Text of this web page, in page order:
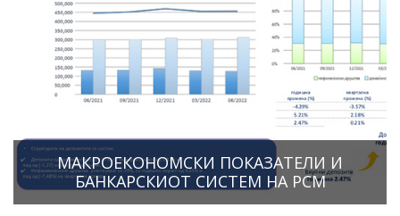
МАКРОЕКОНОМСКИ ПОКАЗАТЕЛИ И
БАНКАРСКИОТ СИСТЕМ НА РСМ